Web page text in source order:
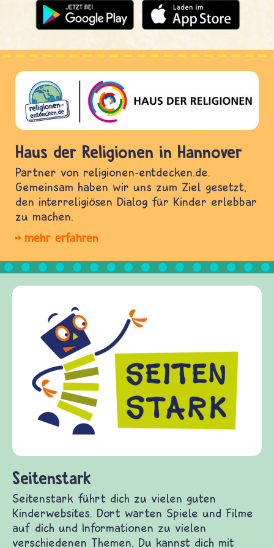
Haus der Religionen in Hannover
Partner von religionen-entdecken.de.
Gemeinsam haben wir uns zum Ziel gesetzt,
den interreligiösen Dialog für Kinder erlebbar
zu machen.
mehr erfahren
Frieden Fragen
frieden-fragen.de ist ein Internet-Angebot für
Kinder, Eltern und ErzieherInnen das zu
Fragen von Krieg und Frieden, Streit und
Gewalt informiert und einen Austausch zu
diesem Themenbereich ermöglicht. frieden-
fragen.de bietet Antworten auf wichtige
und Frieden, Streit und Gewalt.